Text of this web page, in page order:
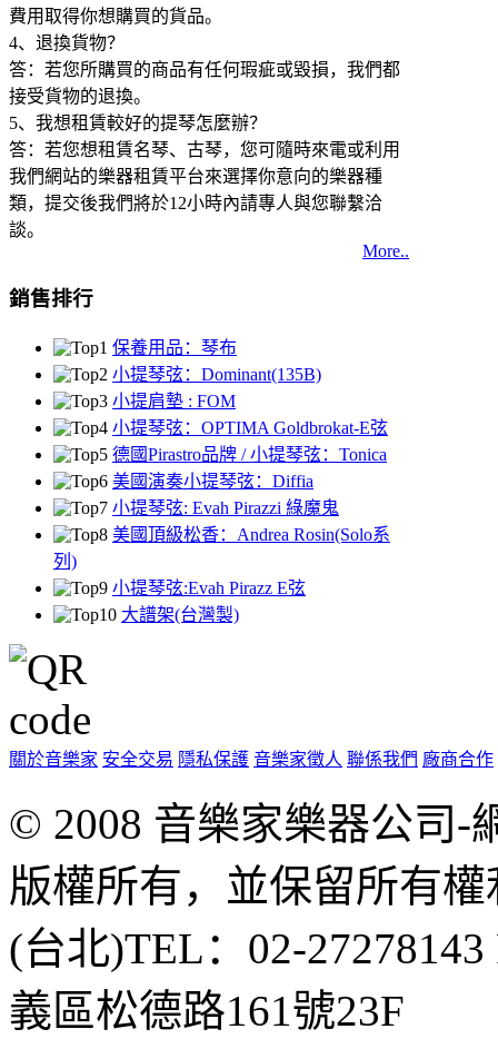
費用取得你想購買的貨品。
4、退換貨物？
答：若您所購買的商品有任何瑕疵或毀損，我們都
接受貨物的退換。
5、我想租賃較好的提琴怎麼辦？
答：若您想租賃名琴、古琴，您可隨時來電或利用
我們網站的樂器租賃平台來選擇你意向的樂器種
類，提交後我們將於12小時內請專人與您聯繫洽
談。
More..
銷售排行
保養用品：琴布
小提琴弦：Dominant(135B)
小提肩墊 : FOM
小提琴弦：OPTIMA Goldbrokat-E弦
德國Pirastro品牌 / 小提琴弦：Tonica
美國演奏小提琴弦：Diffia
小提琴弦: Evah Pirazzi 綠魔鬼
美國頂級松香：Andrea Rosin(Solo系
列)
小提琴弦:Evah Pirazz E弦
大譜架(台灣製)
關於音樂家 安全交易 隱私保護 音樂家徵人 聯係我們 廠商合作
© 2008 音樂家樂器公司-
版權所有，並保留所有權
(台北)TEL：02-
義區松德路161號23F